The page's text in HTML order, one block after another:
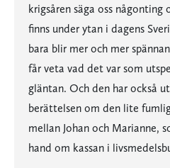
krigsåren säga oss
finns under ytan i dagens
bara blir mer och mer
får veta vad det var som
gläntan. Och den har också
berättelsen om den lite
mellan Johan och Marianne,
hand om kassan i